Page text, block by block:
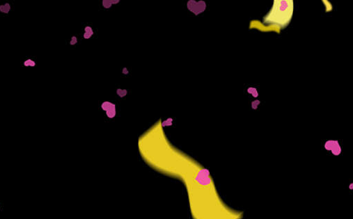
Korujen valokuvien muokkaus